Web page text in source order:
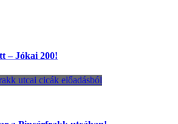
– Jókai 200!